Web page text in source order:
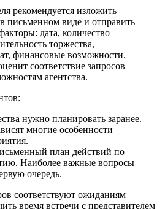
рекомендуется изложить
письменном виде и отправить
дата, количество
торжества,
финансовые возможности.
соответствие запросов
агентства.
нужно планировать заранее.
многие особенности
план действий по
Наиболее важные вопросы
очередь.
соответствуют ожиданиям
время встречи с представителем